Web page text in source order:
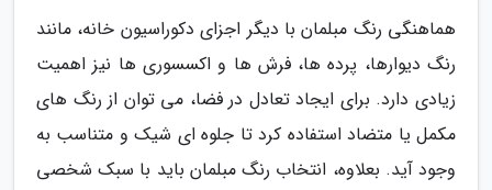
هماهنگی رنگ مبلمان با دیگر اجزای دکوراسیون خانه، مانند
رنگ دیوارها، پرده ها، فرش ها و اکسسوری ها نیز اهمیت
زیادی دارد. برای ایجاد تعادل در فضا، می توان از رنگ های
مکمل یا متضاد استفاده کرد تا جلوه ای شیک و متناسب به
وجود آید. بعلاوه، انتخاب رنگ مبلمان باید با سبک شخصی